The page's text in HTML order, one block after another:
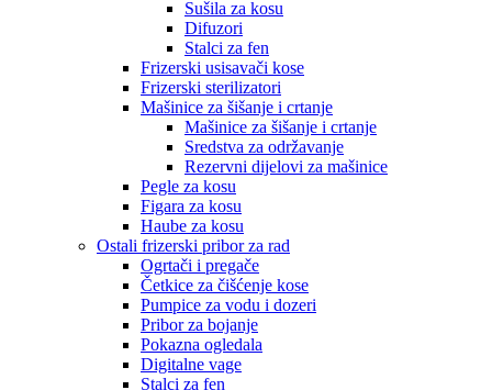
Sušila za kosu
Difuzori
Stalci za fen
Frizerski usisavači kose
Frizerski sterilizatori
Mašinice za šišanje i crtanje
Mašinice za šišanje i crtanje
Sredstva za održavanje
Rezervni dijelovi za mašinice
Pegle za kosu
Figara za kosu
Haube za kosu
Ostali frizerski pribor za rad
Ogrtači i pregače
Četkice za čišćenje kose
Pumpice za vodu i dozeri
Pribor za bojanje
Pokazna ogledala
Digitalne vage
Stalci za fen